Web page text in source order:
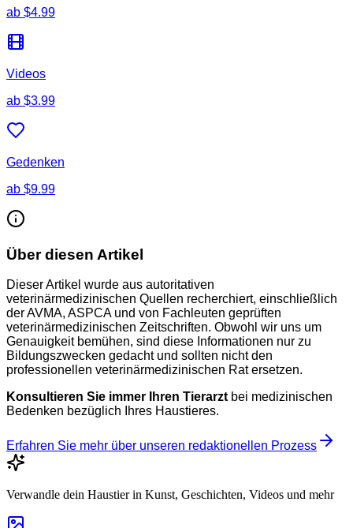
ab $4.99
Videos
ab $3.99
Gedenken
ab $9.99
Über diesen Artikel
Dieser Artikel wurde aus autoritativen
veterinärmedizinischen Quellen recherchiert, einschließlich
der AVMA, ASPCA und von Fachleuten geprüften
veterinärmedizinischen Zeitschriften. Obwohl wir uns um
Genauigkeit bemühen, sind diese Informationen nur zu
Bildungszwecken gedacht und sollten nicht den
professionellen veterinärmedizinischen Rat ersetzen.
Konsultieren Sie immer Ihren Tierarzt bei medizinischen
Bedenken bezüglich Ihres Haustieres.
Erfahren Sie mehr über unseren redaktionellen Prozess
Verwandle dein Haustier in Kunst, Geschichten, Videos und mehr